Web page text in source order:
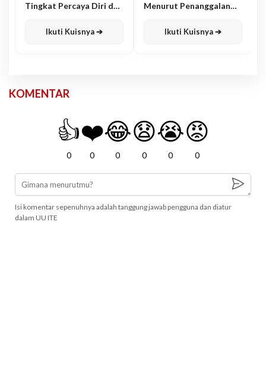
Tingkat Percaya Diri dan
Ikuti Kuisnya ➔
Menurut Penanggalan
Ikuti Kuisnya ➔
KOMENTAR
👍
0
❤️
0
😂
0
😧
0
😭
0
😡
0
Isi komentar sepenuhnya adalah tanggung jawab pengguna dan diatur
dalam UU ITE